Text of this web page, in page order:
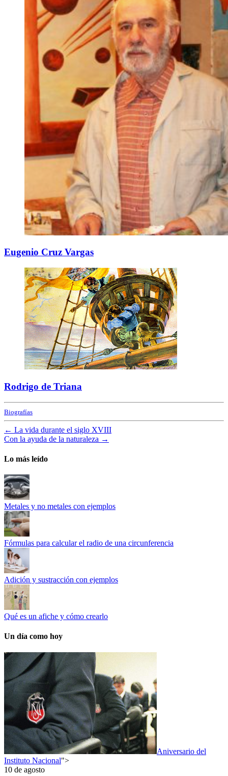
Eugenio Cruz Vargas
Rodrigo de Triana
Biografías
← La vida durante el siglo XVIII
Con la ayuda de la naturaleza →
Lo más leído
Metales y no metales con ejemplos
Fórmulas para calcular el radio de una circunferencia
Adición y sustracción con ejemplos
Qué es un afiche y cómo crearlo
Un día como hoy
Aniversario del
Instituto Nacional">
10 de agosto